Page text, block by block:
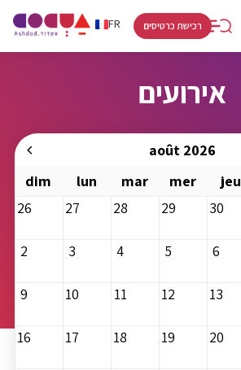
FR
HE
רכישת כרטיסים
אירועים
août 2026
dim
lun mar mer jeu
26
27 28 29 30
2 3 4 5 6
9 10 11 12 13
16 17 18 19 20